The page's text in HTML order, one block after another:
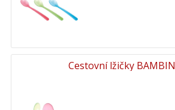
Cestovní lžičky